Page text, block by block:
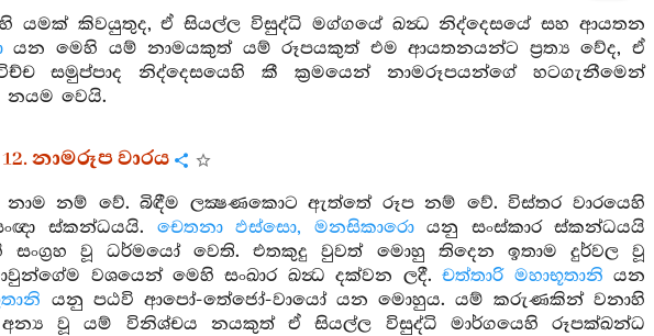
යමක් කිවයුතුද, ඒ සියල්ල විසුද්ධි මග්ගයේ ඛන්‍ධ නිද්දෙසයේ සහ ආයතන
යන මෙහි යම් නාමයකුත් යම් රූපයකුත් එම ආයතනයන්ට ප්‍රත්‍ය වේද, ඒ
සමුප්පාද නිද්දෙසයෙහි කී ක්‍රමයෙන් නාමරූපයන්ගේ හටගැනීමෙන්
නයම වෙයි.
12. නාමරූප වාරය
නම් වේ. බිඳීම ලක්‍ෂණකොට ඇත්තේ රූප නම් වේ. විස්තර වාරයෙහි
ස්කන්ධයයි. චෙතනා ඵස්සො, මනසිකාරොයනු සංස්කාර ස්කන්ධයයි
සංග්‍රහ වූ ධර්මයෝ වෙති. එතකුදු වුවත් මොහු තිදෙන ඉතාම දුර්වල වූ
වශයෙන් මෙහි සංඛාර ඛන්‍ධ දක්වන ලදී.චත්තාරි මහාභූතානි යන
යනු පඨවි ආපෝ-තේජෝ-වායෝ යන මොහුය. යම් කරුණකින් වනාහි
වූ යම් විනිශ්චය නයකුත් ඒ සියල්ල විසුද්ධි මාර්ගයෙහි රූපක්ඛන්ධ